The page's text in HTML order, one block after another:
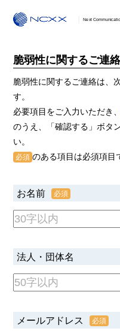
Next
脆弱性に関するご連
脆弱性に関するご連絡は、
す。
必要項目をご入力いただき
のうえ、「確認する」ボタ
い。
のある項目は必須項目
お名前
法人・団体名
メールアドレス